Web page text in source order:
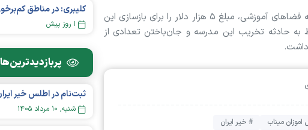
این خیر چینی با هدف حمایت از دانش‌آموزان و مشارکت در توسعه فضاهای آموزشی، مبلغ ۵ هزار دلار را برای بازسازی این
به حادثه تخریب این مدرسه و جان‌باختن تعدادی از
داشت.
میناب # خیر ایران
۱ روز پیش
پربازدید‌ترین‌ها
شنبه, ۱۰ مرداد ۱۴۰۵